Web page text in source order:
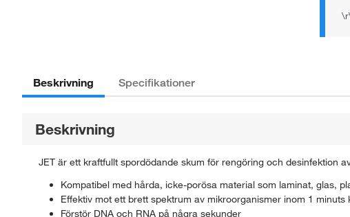
Beskrivning Specifikationer
Beskrivning
JET är ett kraftfullt spordödande skum för rengöring och desinfektion
Kompatibel med hårda, icke-porösa material som laminat, glas,
Effektiv mot ett brett spektrum av mikroorganismer inom 1 minuts
Förstör DNA och RNA på några sekunder